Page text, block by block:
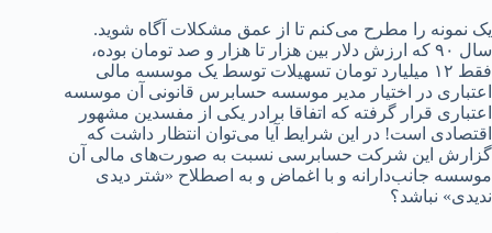
یک نمونه را مطرح می‌کنم تا از عمق مشکلات آگاه شوید.
سال ۹۰ که ارزش دلار بین هزار تا هزار و صد تومان بوده،
فقط ۱۲ میلیارد تومان تسهیلات توسط یک موسسه مالی
اعتباری در اختیار مدیر موسسه حسابرس قانونی آن موسسه
اعتباری قرار گرفته که اتفاقا برادر یکی از مفسدین مشهور
اقتصادی است! در این شرایط آیا می‌توان انتظار داشت که
گزارش این شرکت حسابرسی نسبت به صورت‌های مالی آن
موسسه جانب‌دارانه و با اغماض و به اصطلاح «شتر دیدی
ندیدی» نباشد؟